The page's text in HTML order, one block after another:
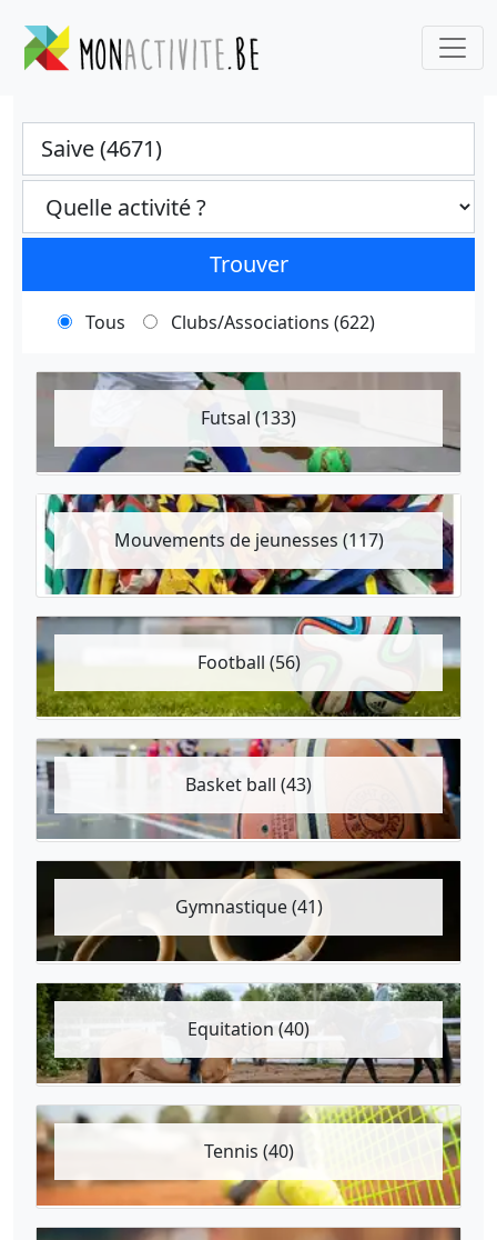
Trouver
Tous Clubs/Associations (622)
Futsal (133)
Mouvements de jeunesses (117)
Football (56)
Basket ball (43)
Gymnastique (41)
Equitation (40)
Tennis (40)